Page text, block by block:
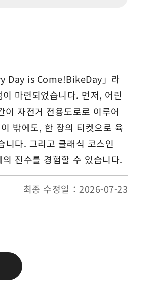
Day is Come!BikeDay」라
마련되었습니다. 먼저, 어린
자전거 전용도로로 이루어
밖에도, 한 장의 티켓으로 육
니다. 그리고 클래식 코스인
진수를 경험할 수 있습니다.
최종 수정일：2026-07-23